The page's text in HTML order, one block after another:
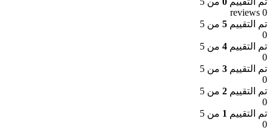
0 reviews
تم التقييم 5 من 5
0
تم التقييم 4 من 5
0
تم التقييم 3 من 5
0
تم التقييم 2 من 5
0
تم التقييم 1 من 5
0